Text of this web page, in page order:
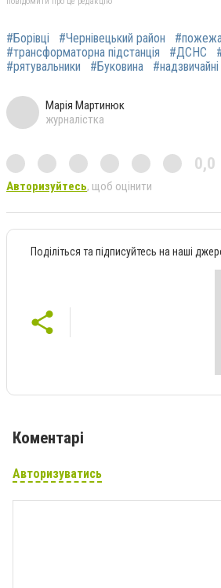
#Борівці #Чернівецький район
#трансформаторна підстанція
#ДСНС
#рятувальники
#Буковина #надзвичайні
Марія Мартинюк
журналістка
0,0
Авторизуйтесь, щоб оцінити
Поділіться та підписуйтесь на наші
Коментарі
Авторизуватись